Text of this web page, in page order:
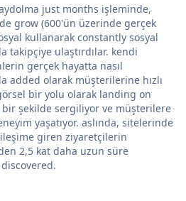
just months işleminde,
grow (600'ün üzerinde gerçek
kullanarak constantly sosyal
takipçiye ulaştırdılar. kendi
gerçek hayatta nasıl
added olarak müşterilerine hızlı
bir yolu olarak landing on
şekilde sergiliyor ve müşterilere
yaşatıyor. aslında, sitelerinde
giren ziyaretçilerin
2,5 kat daha uzun süre